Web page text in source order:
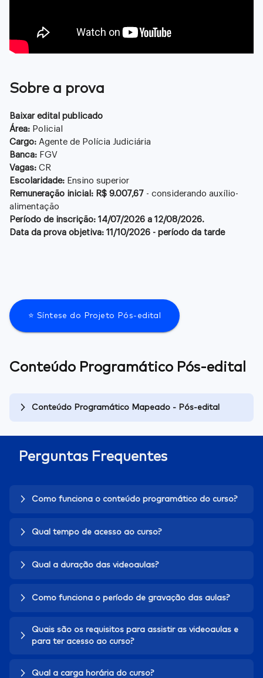
Sobre a prova
Baixar edital publicado
Área: Policial
Cargo: Agente de Polícia Judiciária
Banca: FGV
Vagas: CR
Escolaridade: Ensino superior
Remuneração inicial: R$ 9.007,67 - considerando auxílio-
alimentação
Período de inscrição: 14/07/2026 a 12/08/2026.
Data da prova objetiva: 11/10/2026 - período da tarde
⭐ Síntese do Projeto Pós-edital
Conteúdo Programático Pós-edital
Conteúdo Programático Mapeado - Pós-edital
Perguntas Frequentes
Como funciona o conteúdo programático do curso?
Qual tempo de acesso ao curso?
Qual a duração das videoaulas?
Como funciona o período de gravação das aulas?
Quais são os requisitos para assistir as videoaulas e
para ter acesso ao curso?
Qual a carga horária do curso?